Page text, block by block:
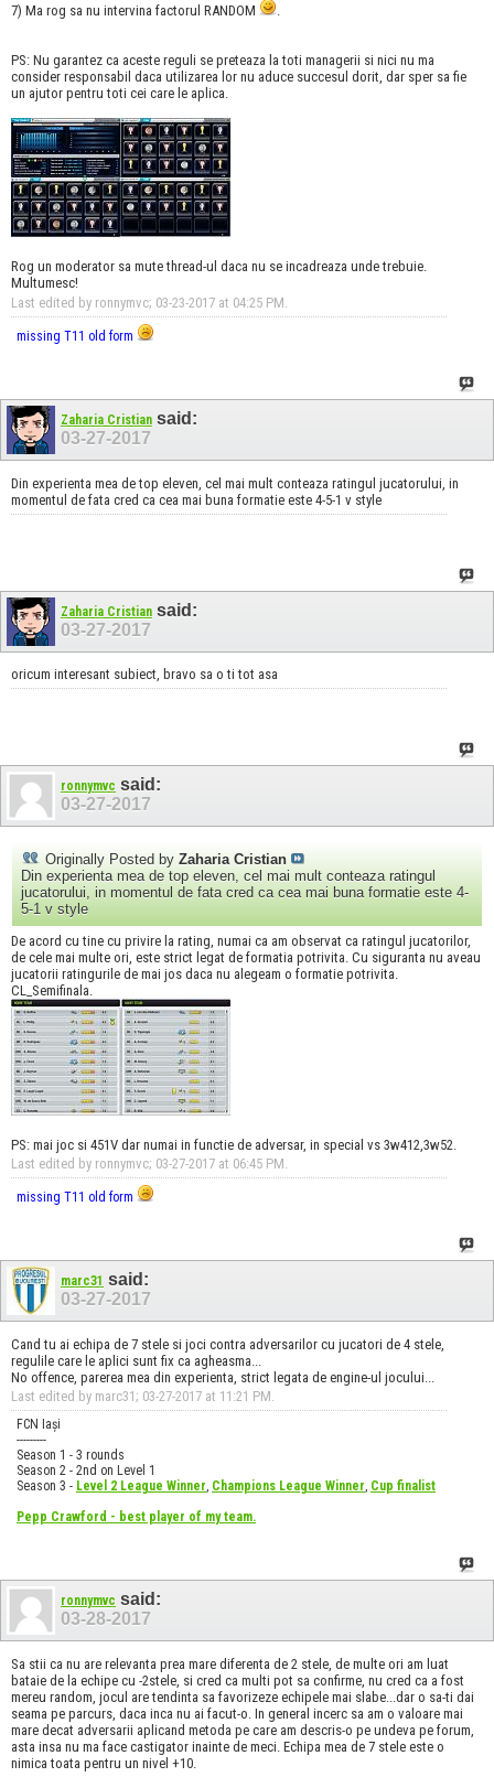
7) Ma rog sa nu intervina factorul RANDOM
.
PS: Nu garantez ca aceste reguli se preteaza la toti managerii si nici nu ma
consider responsabil daca utilizarea lor nu aduce succesul dorit, dar sper sa fie
un ajutor pentru toti cei care le aplica.
Rog un moderator sa mute thread-ul daca nu se incadreaza unde trebuie.
Multumesc!
Last edited by ronnymvc; 03-23-2017 at 04:25 PM
missing T11 old form
Zaharia Cristian said:
03-27-2017
Din experienta mea de top eleven, cel mai mult conteaza ratingul jucatorului, in
momentul de fata cred ca cea mai buna formatie este 4-5-1 v style
Zaharia Cristian said:
03-27-2017
oricum interesant subiect, bravo sa o ti tot asa
ronnymvc said:
03-27-2017
Originally Posted by Zaharia Cristian
Din experienta mea de top eleven, cel mai mult conteaza ratingul
jucatorului, in momentul de fata cred ca cea mai buna formatie este 4-
5-1 v style
De acord cu tine cu privire la rating, numai ca am observat ca ratingul jucatorilor,
de cele mai multe ori, este strict legat de formatia potrivita. Cu siguranta nu aveau
jucatorii ratingurile de mai jos daca nu alegeam o formatie potrivita.
CL_Semifinala.
PS: mai joc si 451V dar numai in functie de adversar, in special vs 3w412,3w52.
Last edited by ronnymvc; 03-27-2017 at 06:45 PM.
missing T11 old form
marc31 said:
03-27-2017
Cand tu ai echipa de 7 stele si joci contra adversarilor cu jucatori de 4 stele,
regulile care le aplici sunt fix ca agheasma...
No offence, parerea mea din experienta, strict legata de engine-ul jocului...
Last edited by marc31; 03-27-2017 at 11:21 PM.
FCN Iași
---------
Season 1 - 3 rounds
Season 2 - 2nd on Level 1
Season 3 - Level 2 League Winner, Champions League Winner, Cup finalist
Pepp Crawford - best player of my team.
ronnymvc said:
03-28-2017
Sa stii ca nu are relevanta prea mare diferenta de 2 stele, de multe ori am luat
bataie de la echipe cu -2stele, si cred ca multi pot sa confirme, nu cred ca a fost
mereu random, jocul are tendinta sa favorizeze echipele mai slabe...dar o sa-ti dai
seama pe parcurs, daca inca nu ai facut-o. In general incerc sa am o valoare mai
mare decat adversarii aplicand metoda pe care am descris-o pe undeva pe forum,
asta insa nu ma face castigator inainte de meci. Echipa mea de 7 stele este o
nimica toata pentru un nivel +10.